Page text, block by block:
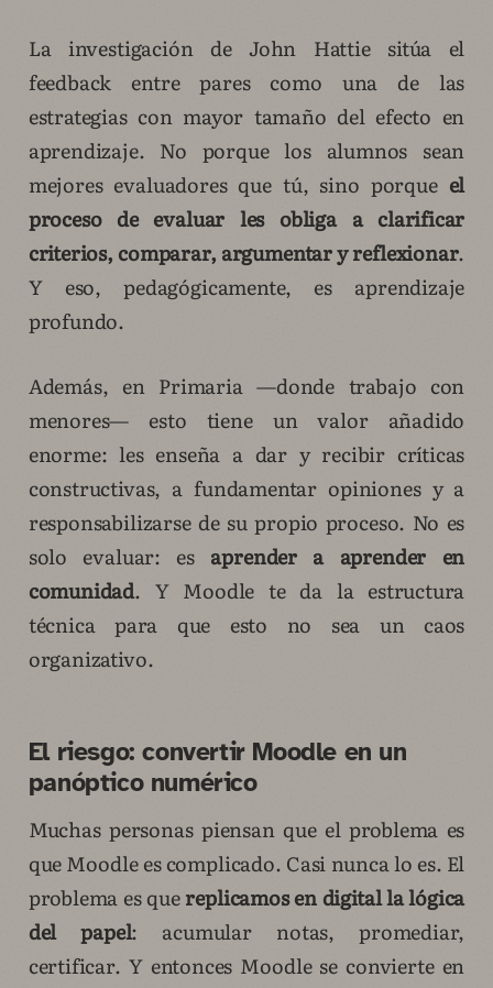
La investigación de John Hattie sitúa el
feedback entre pares como una de las
estrategias con mayor tamaño del efecto en
aprendizaje. No porque los alumnos sean
mejores evaluadores que tú, sino porque el
proceso de evaluar les obliga a clarificar
criterios, comparar, argumentar y reflexionar.
Y eso, pedagógicamente, es aprendizaje
profundo.
Además, en Primaria —donde trabajo con
menores— esto tiene un valor añadido
enorme: les enseña a dar y recibir críticas
constructivas, a fundamentar opiniones y a
responsabilizarse de su propio proceso. No es
solo evaluar: es aprender a aprender en
comunidad. Y Moodle te da la estructura
técnica para que esto no sea un caos
organizativo.
El riesgo: convertir Moodle en un
panóptico numérico
Muchas personas piensan que el problema es
que Moodle es complicado. Casi nunca lo es. El
problema es quereplicamos en digital la lógica
del papel: acumular notas, promediar,
certificar. Y entonces Moodle se convierte en